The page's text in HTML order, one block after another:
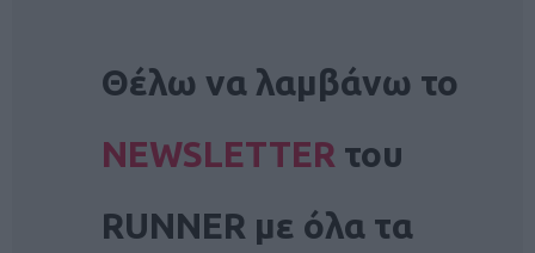
Θέλω να λαμβάνω το
NEWSLETTER του
RUNNER με όλα τα